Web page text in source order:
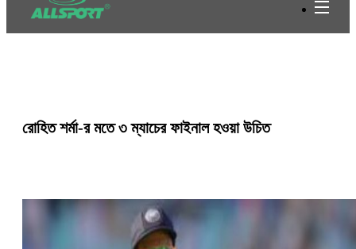
রোহিত শর্মা-র মতে ৩ ম্যাচের ফাইনাল হওয়া উচিত